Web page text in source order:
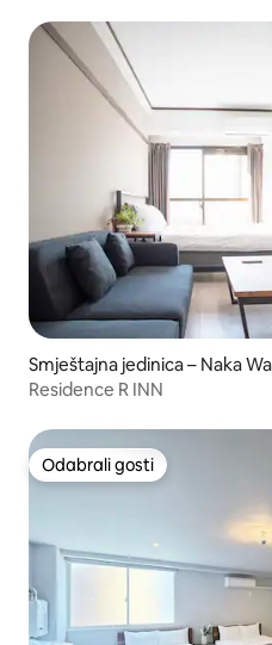
Smještajna jedinica – Naka
Residence R INN
Odabrali gosti
Odabrali gosti